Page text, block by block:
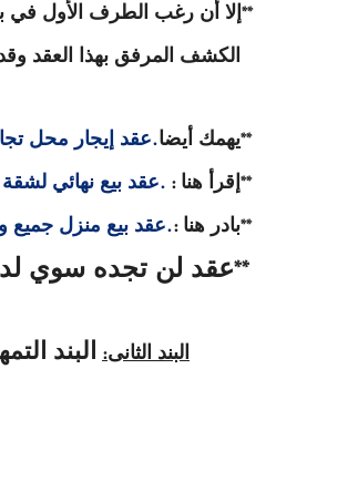
** إلا أن رغب الطرف الأول في
الكشف المرفق بهذا العقد
**يهمك أيضا عقد إيجار محل.
** إقرأ هنا : عقد بيع نهائي.
**بادر هنا : عقد بيع منزل جميع.
**عقد لن تجده سوي
البند الثانى: البند